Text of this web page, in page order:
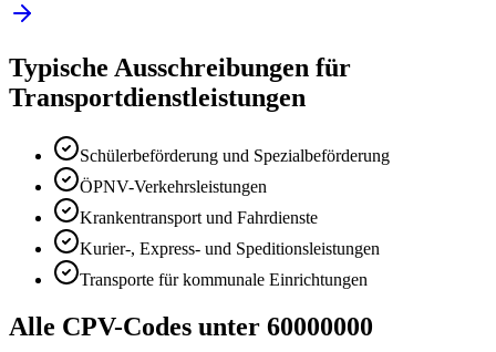
Typische Ausschreibungen für
Transportdienstleistungen
Schülerbeförderung und Spezialbeförderung
ÖPNV-Verkehrsleistungen
Krankentransport und Fahrdienste
Kurier-, Express- und Speditionsleistungen
Transporte für kommunale Einrichtungen
Alle CPV-Codes unter 60000000